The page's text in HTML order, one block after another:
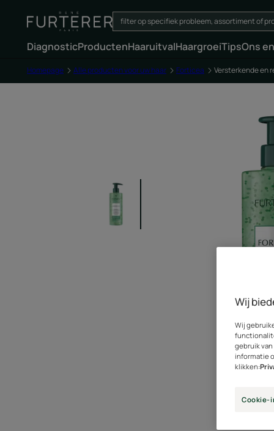
DiagnosticProductenHaaruitvalHaargroeiTipsOns
Homepage Alle producten voor uw haar Forticea Versterkende en
Wij
Wij
gebruik
informatie
klikken:
Cookie-